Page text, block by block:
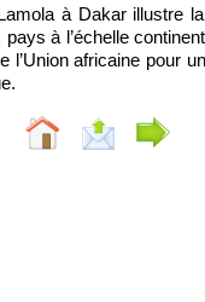
à Dakar illustre
à l’échelle
l’Union africaine pour